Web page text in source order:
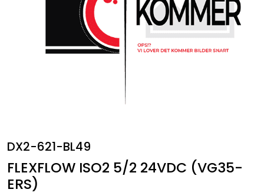
DX2-621-BL49
FLEXFLOW ISO2 5/2 24VDC (VG35-
ERS)